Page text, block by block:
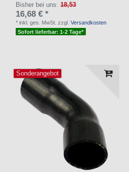
Bisher bei uns:18,53
16,68 € *
*inkl. ges. MwSt. zzgl.Versandkosten
Sofort lieferbar: 1-2 Tage*
Sonderangebot